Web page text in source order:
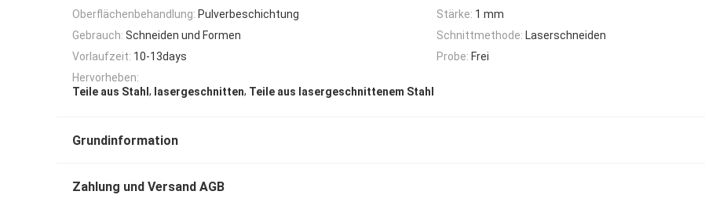
Oberflächenbehandlung: Pulverbeschichtung Stärke: 1 mm
Gebrauch: Schneiden und Formen Schnittmethode: Laserschneiden
Vorlaufzeit: 10-13days Probe: Frei
Hervorheben:
Teile aus Stahl , lasergeschnitten, Teile aus lasergeschnittenem Stahl
Grundinformation
Zahlung und Versand AGB